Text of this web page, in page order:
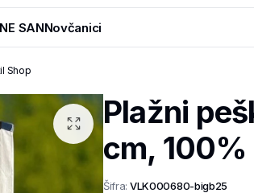
SANNovčanici
Shop
Plažni
cm, 100%
Šifra: VLK000680-bigb25